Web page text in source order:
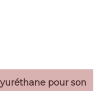
pour son